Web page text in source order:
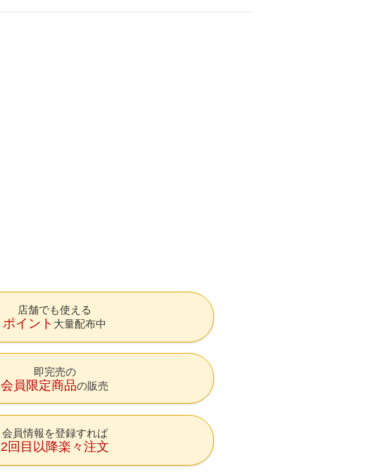
店舗でも使える
ポイント 大量配布中
即完売の
会員限定商品の販売
会員情報を登録すれば
2回目以降楽々注文